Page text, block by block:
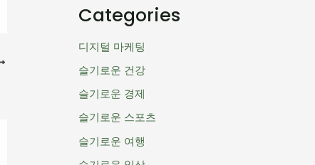
Categories
디지털 마케팅
슬기로운 건강
슬기로운 경제
슬기로운 스포츠
슬기로운 여행